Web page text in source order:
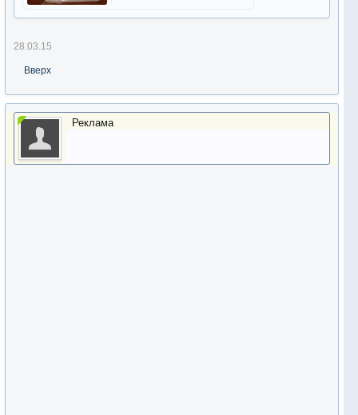
28.03.15
Вверх
Реклама